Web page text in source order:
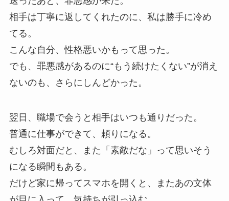
相手は丁寧に返してくれたのに、私は勝手に冷め
てる。
こんな自分、性格悪いかもって思った。
でも、罪悪感があるのに“もう続けたくない”が消え
ないのも、さらにしんどかった。
翌日、職場で会うと相手はいつも通りだった。
普通に仕事ができて、頼りになる。
むしろ対面だと、また「素敵だな」って思いそう
になる瞬間もある。
だけど家に帰ってスマホを開くと、またあの文体